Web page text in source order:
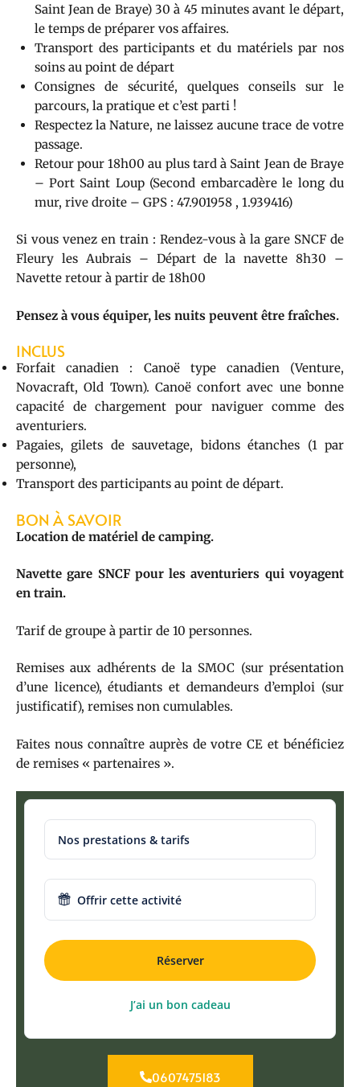
Nos prestations & tarifs
Offrir cette activité
Réserver
J’ai un bon cadeau
0607475183
Saint Jean de Braye) 30 à 45 minutes avant le départ,
le temps de préparer vos affaires.
Transport des participants et du matériels par nos
soins au point de départ
Consignes de sécurité, quelques conseils sur le
parcours, la pratique et c’est parti !
Respectez la Nature, ne laissez aucune trace de votre
passage.
Retour pour 18h00 au plus tard à Saint Jean de Braye
– Port Saint Loup (Second embarcadère le long du
mur, rive droite – GPS : 47.901958 , 1.939416)
Si vous venez en train : Rendez-vous à la gare SNCF de
Fleury les Aubrais – Départ de la navette 8h30 –
Navette retour à partir de 18h00
Pensez à vous équiper, les nuits peuvent être fraîches.
INCLUS
Forfait canadien : Canoë type canadien (Venture,
Novacraft, Old Town). Canoë confort avec une bonne
capacité de chargement pour naviguer comme des
aventuriers.
Pagaies, gilets de sauvetage, bidons étanches (1 par
personne),
Transport des participants au point de départ.
BON À SAVOIR
Location de matériel de camping.
Navette gare SNCF pour les aventuriers qui voyagent
en train.
Tarif de groupe à partir de 10 personnes.
Remises aux adhérents de la SMOC (sur présentation
d’une licence), étudiants et demandeurs d’emploi (sur
justificatif), remises non cumulables.
Faites nous connaître auprès de votre CE et bénéficiez
de remises « partenaires ».